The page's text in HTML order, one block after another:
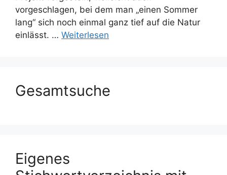
vorgeschlagen, bei dem man „einen Sommer
lang“ sich noch einmal ganz tief auf die Natur
einlässt. … Weiterlesen
Gesamtsuche
Eigenes